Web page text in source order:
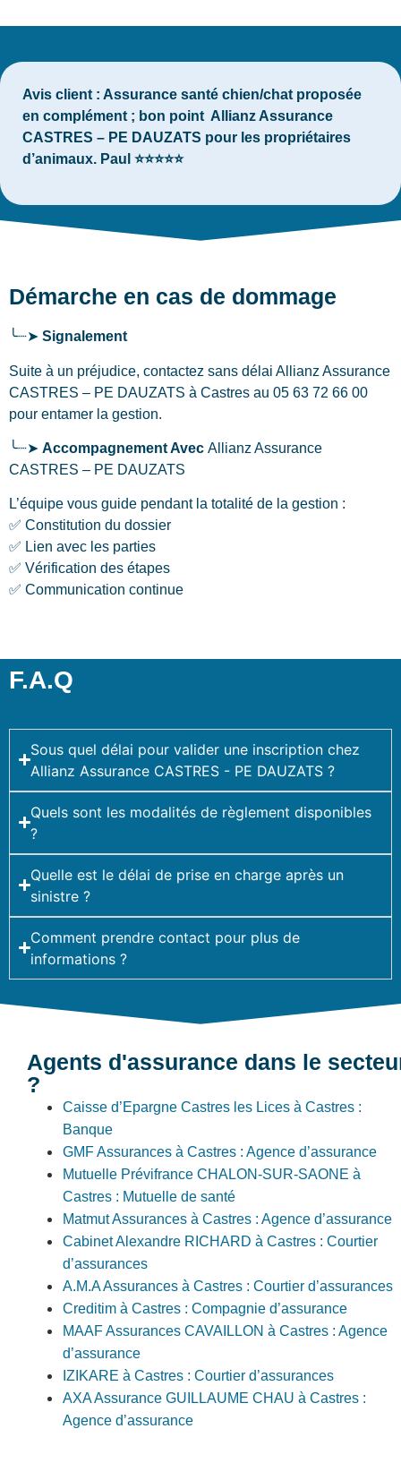
Avis client : Assurance santé chien/chat proposée
en complément ; bon point Allianz Assurance
CASTRES – PE DAUZATS pour les propriétaires
d’animaux. Paul ⭐⭐⭐⭐⭐
Démarche en cas de dommage
╰┈➤ Signalement
Suite à un préjudice, contactez sans délai Allianz Assurance
CASTRES – PE DAUZATS à Castres au 05 63 72 66 00
pour entamer la gestion.
╰┈➤ Accompagnement Avec Allianz Assurance
CASTRES – PE DAUZATS
L’équipe vous guide pendant la totalité de la gestion :
✅ Constitution du dossier
✅ Lien avec les parties
✅ Vérification des étapes
✅ Communication continue
F.A.Q
Sous quel délai pour valider une inscription chez
Allianz Assurance CASTRES - PE DAUZATS ?
Quels sont les modalités de règlement disponibles
?
Quelle est le délai de prise en charge après un
sinistre ?
Comment prendre contact pour plus de
informations ?
Agents d'assurance dans le
?
Caisse d’Epargne Castres les Lices à Castres :
Banque
GMF Assurances à Castres : Agence d’assurance
Mutuelle Prévifrance CHALON-SUR-SAONE à
Castres : Mutuelle de santé
Matmut Assurances à Castres : Agence d’assurance
Cabinet Alexandre RICHARD à Castres : Courtier
d’assurances
A.M.A Assurances à Castres : Courtier d’assurances
Creditim à Castres : Compagnie d’assurance
MAAF Assurances CAVAILLON à Castres : Agence
d’assurance
IZIKARE à Castres : Courtier d’assurances
AXA Assurance GUILLAUME CHAU à Castres :
Agence d’assurance